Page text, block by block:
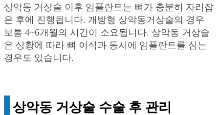
상악동 거상술 이후 임플란트는 뼈가 충분히 자리잡
은 후에 진행됩니다. 개방형 상악동거상술의 경우
보통 4~6개월의 시간이 소요됩니다. 상악동 거상술
은 상황에 따라 뼈 이식과 동시에 임플란트를 심는
경우도 있습니다.
상악동 거상술 수술 후 관리